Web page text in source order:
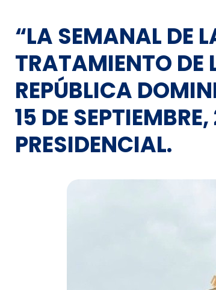
“LA SEMANAL DE
TRATAMIENTO DE
REPÚBLICA
15 DE
PRESIDENCIAL.